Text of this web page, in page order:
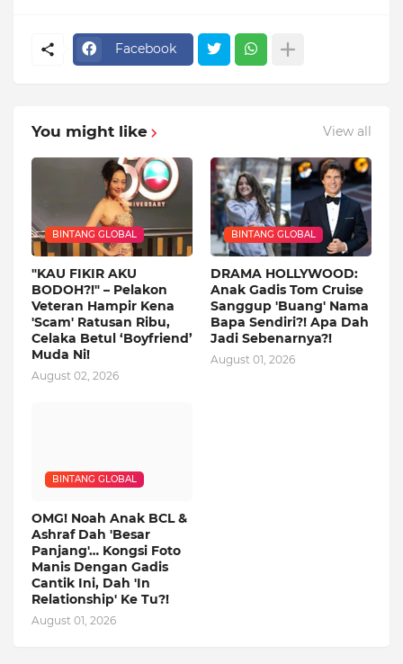
Facebook
You might like View all
BINTANG GLOBAL
"KAU FIKIR AKU
BODOH?!" – Pelakon
Veteran Hampir Kena
'Scam' Ratusan Ribu,
Celaka Betul ‘Boyfriend’
Muda Ni!
August 02, 2026
BINTANG GLOBAL
DRAMA HOLLYWOOD:
Anak Gadis Tom Cruise
Sanggup 'Buang' Nama
Bapa Sendiri?! Apa Dah
Jadi Sebenarnya?!
August 01, 2026
BINTANG GLOBAL
OMG! Noah Anak BCL &
Ashraf Dah 'Besar
Panjang'… Kongsi Foto
Manis Dengan Gadis
Cantik Ini, Dah 'In
Relationship' Ke Tu?!
August 01, 2026